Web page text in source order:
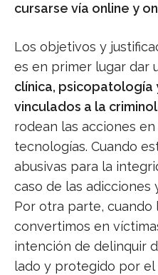
cursarse vía online y
Los objetivos y
es en primer lugar dar
clínica,
vinculados a la
rodean las acciones
tecnologías. Cuando
abusivas para la
caso de las adicciones
Por otra parte, cuando
convertimos en
intención de delinquir
lado y protegido por el